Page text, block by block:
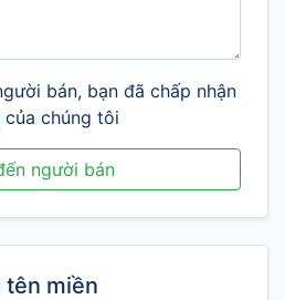
bán, bạn đã chấp nhận
của chúng tôi
người bán
tên miền